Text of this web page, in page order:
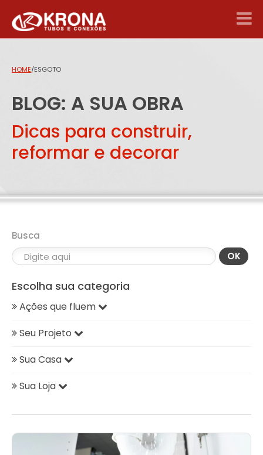
HOME/ESGOTO
BLOG: A SUA OBRA
Dicas para construir,
reformar e decorar
Busca
OK
Escolha sua categoria
Ações que fluem
Seu Projeto
Sua Casa
Sua Loja